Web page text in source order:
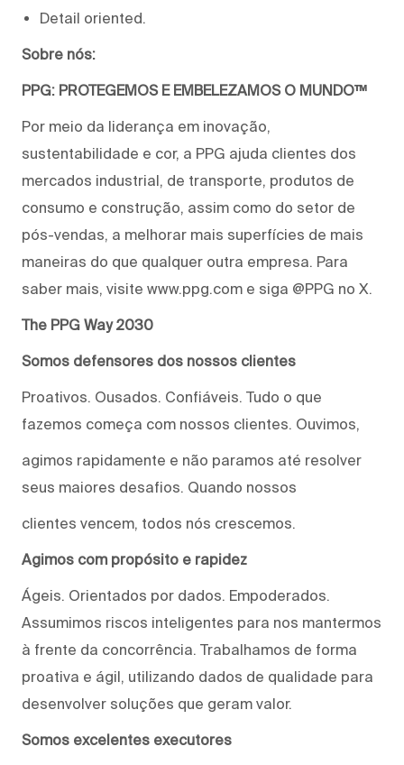
Detail oriented.
Sobre nós:
PPG: PROTEGEMOS E EMBELEZAMOS O MUNDO™
Por meio da liderança em inovação,
sustentabilidade e cor, a PPG ajuda clientes dos
mercados industrial, de transporte, produtos de
consumo e construção, assim como do setor de
pós-vendas, a melhorar mais superfícies de mais
maneiras do que qualquer outra empresa. Para
saber mais, visite www.ppg.com e siga @PPG no X.
The PPG Way 2030
Somos defensores dos nossos clientes
Proativos. Ousados. Confiáveis. Tudo o que
fazemos começa com nossos clientes. Ouvimos,
agimos rapidamente e não paramos até resolver
seus maiores desafios. Quando nossos
clientes vencem, todos nós crescemos.
Agimos com propósito e rapidez
Ágeis. Orientados por dados. Empoderados.
Assumimos riscos inteligentes para nos mantermos
à frente da concorrência. Trabalhamos de forma
proativa e ágil, utilizando dados de qualidade para
desenvolver soluções que geram valor.
Somos excelentes executores